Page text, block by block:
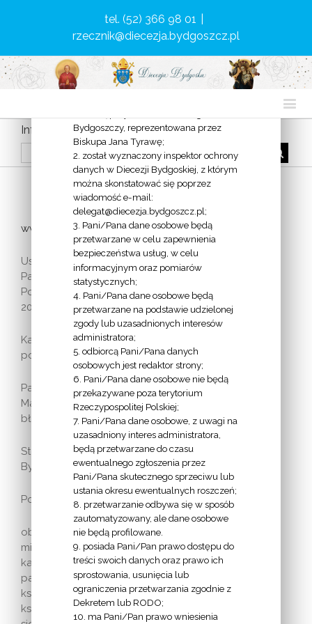
tel. (52) 366 98 01
rzecznik@diecezja.bydgoszcz.pl
Informacje o Diecezji
DIOECESIS BYDGOSTIENSIS
www.diecezja.bydgoszcz.pl
Ustanowiona 24 lutego 2004 r. przez papieża Jana
Pawła II dekretem uzupełniającym bullę „Totus Tuus
Poloniae populus”, który wszedł w życie 25 marca
2004 r.
Katedra św. Marcina i św. Mikołaja (rocznica
poświęcenia: 31 VIII)
Patroni:
Matka Boska Pięknej Miłości (8 IX);
bł. bp Michał Kozal (14 VI)
Stolica diecezji:
Bydgoszcz
Podstawowe dane:
obszar: 5 200 km2
mieszkańców: 622 000
katolików: 583 000
parafii: 153
księży diecezjalnych: 294
księży zakonnych: 41
z przetwarzaniem danych osobowych i
w sprawie swobodnego przepływu
takich danych oraz uchylenia
dyrektywy 95/46/WE (dalej: RODO)
informujemy, że:
1. administratorem Pani/Pana danych
Bydgoszczy, reprezentowana przez
Biskupa Jana Tyrawę;
2. został wyznaczony inspektor ochrony
danych w Diecezji Bydgoskiej, z którym
można skonstatować się poprzez
wiadomość e-mail:
delegat@diecezja.bydgoszcz.pl;
3. Pani/Pana dane osobowe będą
przetwarzane w celu zapewnienia
bezpieczeństwa usług, w celu
informacyjnym oraz pomiarów
statystycznych;
4. Pani/Pana dane osobowe będą
przetwarzane na podstawie udzielonej
zgody lub uzasadnionych interesów
administratora;
5. odbiorcą Pani/Pana danych
osobowych jest redaktor strony;
6. Pani/Pana dane osobowe nie będą
przekazywane poza terytorium
Rzeczypospolitej Polskiej;
7. Pani/Pana dane osobowe, z uwagi na
uzasadniony interes administratora,
będą przetwarzane do czasu
ewentualnego zgłoszenia przez
Pani/Pana skutecznego sprzeciwu lub
ustania okresu ewentualnych roszczeń;
8. przetwarzanie odbywa się w sposób
zautomatyzowany, ale dane osobowe
nie będą profilowane.
9. posiada Pani/Pan prawo dostępu do
treści swoich danych oraz prawo ich
sprostowania, usunięcia lub
ograniczenia przetwarzania zgodnie z
Dekretem lub RODO;
10. ma Pani/Pan prawo wniesienia